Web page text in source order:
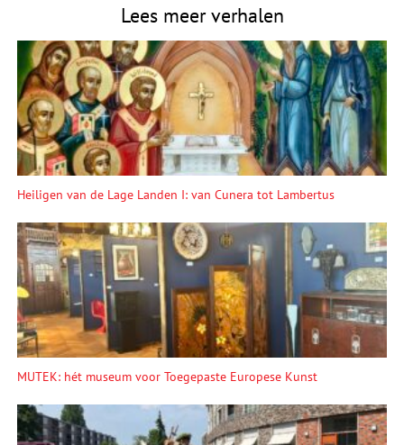
Lees meer verhalen
Heiligen van de Lage Landen I: van Cunera tot Lambertus
MUTEK: hét museum voor Toegepaste Europese Kunst